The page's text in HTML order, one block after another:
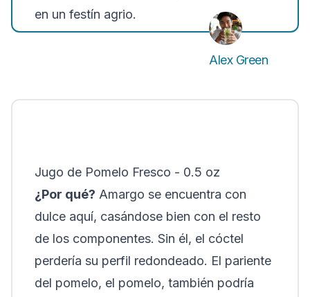
en un festín agrio.
Alex Green
Jugo de Pomelo Fresco - 0.5 oz
¿Por qué? Amargo se encuentra con
dulce aquí, casándose bien con el resto
de los componentes. Sin él, el cóctel
perdería su perfil redondeado. El pariente
del pomelo, el pomelo, también podría